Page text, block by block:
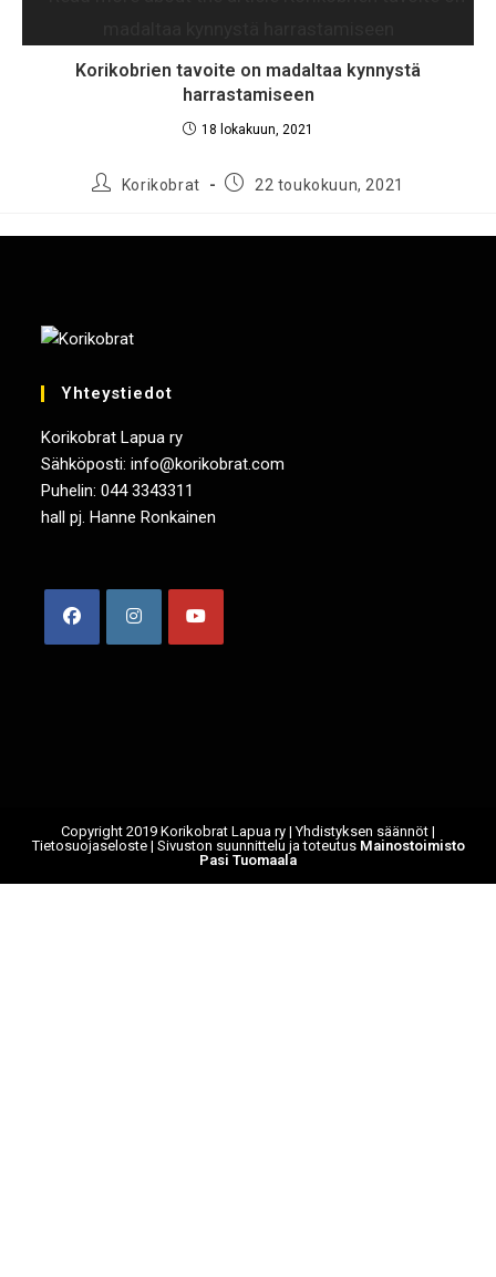
Korikobrien tavoite on madaltaa kynnystä
harrastamiseen
18 lokakuun, 2021
Korikobrat 22 toukokuun, 2021
Yhteystiedot
Korikobrat Lapua ry
Sähköposti: info@korikobrat.com
Puhelin: 044 3343311
hall pj. Hanne Ronkainen
Copyright 2019 Korikobrat Lapua ry |Yhdistyksen säännöt |
Tietosuojaseloste| Sivuston suunnittelu ja toteutus Mainostoimisto
Pasi Tuomaala